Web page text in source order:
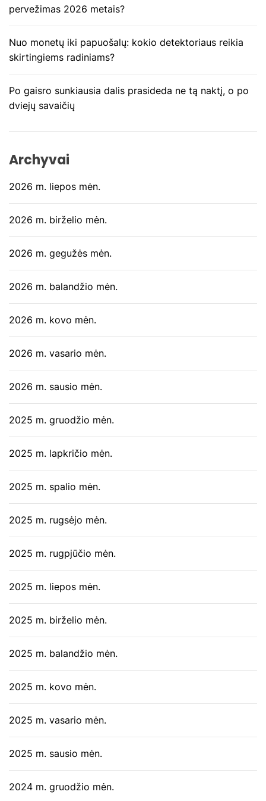
pervežimas 2026 metais?
Nuo monetų iki papuošalų: kokio detektoriaus reikia
skirtingiems radiniams?
Po gaisro sunkiausia dalis prasideda ne tą naktį, o po
dviejų savaičių
Archyvai
2026 m. liepos mėn.
2026 m. birželio mėn.
2026 m. gegužės mėn.
2026 m. balandžio mėn.
2026 m. kovo mėn.
2026 m. vasario mėn.
2026 m. sausio mėn.
2025 m. gruodžio mėn.
2025 m. lapkričio mėn.
2025 m. spalio mėn.
2025 m. rugsėjo mėn.
2025 m. rugpjūčio mėn.
2025 m. liepos mėn.
2025 m. birželio mėn.
2025 m. balandžio mėn.
2025 m. kovo mėn.
2025 m. vasario mėn.
2025 m. sausio mėn.
2024 m. gruodžio mėn.